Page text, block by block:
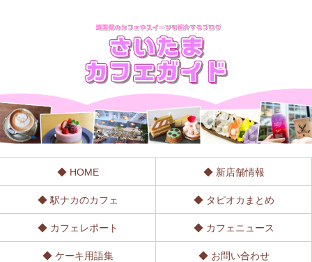
◆ HOME ◆ 新店舗情報
◆ 駅ナカのカフェ ◆ タピオカまとめ
◆ カフェレポート ◆ カフェニュース
◆ ケーキ用語集 ◆ お問い合わせ